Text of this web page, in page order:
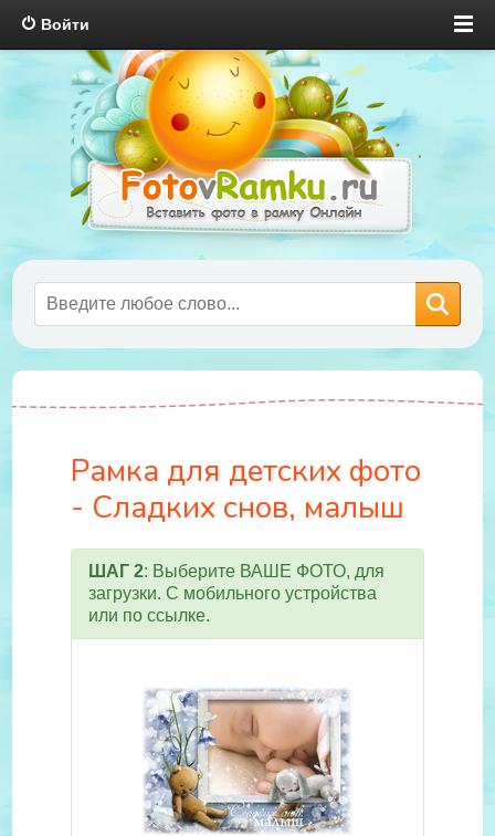
Войти
Рамка для детских фото
- Сладких снов, малыш
ШАГ 2: Выберите ВАШЕ ФОТО, для
загрузки. С мобильного устройства
или по ссылке.